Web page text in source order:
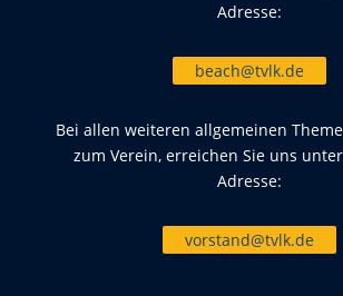
Adresse:
beach@tvlk.de
Bei allen weiteren allgemeinen
zum Verein, erreichen Sie uns
Adresse:
vorstand@tvlk.de